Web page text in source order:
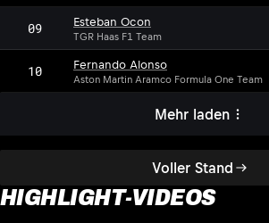
Voller Stand
09 Esteban Ocon
TGR Haas F1 Team
10 Fernando Alonso
Aston Martin Aramco Formula One Team
Mehr laden
HIGHLIGHT-VIDEOS